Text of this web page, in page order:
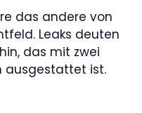
das andere von
Leaks deuten
das mit zwei
ausgestattet ist.